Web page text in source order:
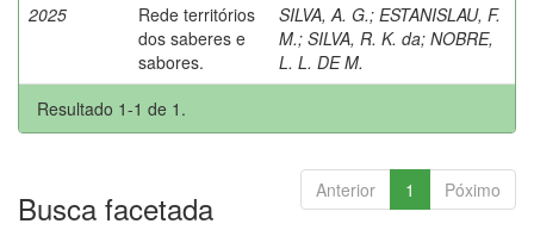
2025
Rede territórios
dos saberes e
sabores.
SILVA, A. G.; ESTANISLAU, F.
M.; SILVA, R. K. da; NOBRE,
L. L. DE M.
Resultado 1-1 de 1.
Anterior 1 Póximo
Busca facetada